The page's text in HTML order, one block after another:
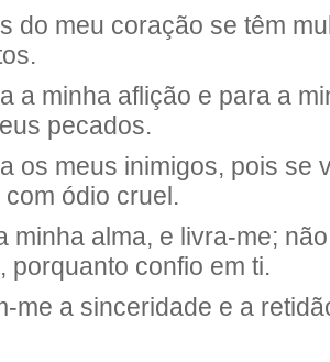
do meu coração se têm
a minha aflição e para a
pecados.
os meus inimigos, pois se
ódio cruel.
minha alma, e livra-me;
porquanto confio em ti.
me a sinceridade e a